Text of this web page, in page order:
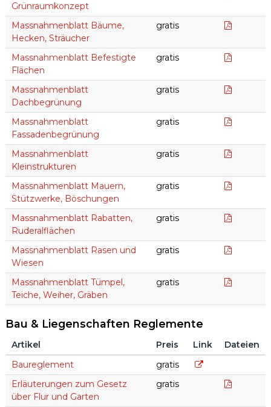
Grünraumkonzept
Massnahmenblatt Bäume,
Hecken, Sträucher
gratis
Massnahmenblatt Befestigte
Flächen
gratis
Massnahmenblatt
Dachbegrünung
gratis
Massnahmenblatt
Fassadenbegrünung
gratis
Massnahmenblatt
Kleinstrukturen
gratis
Massnahmenblatt Mauern,
Stützwerke, Böschungen
gratis
Massnahmenblatt Rabatten,
Ruderalflächen
gratis
Massnahmenblatt Rasen und
Wiesen
gratis
Massnahmenblatt Tümpel,
Teiche, Weiher, Gräben
gratis
Bau & Liegenschaften Reglemente
Bau & Liegenschaften Reglemente
Artikel Preis Link
Dateien
Baureglement
gratis
Baurgelement
Erläuterungen zum Gesetz
über Flur und Garten
gratis